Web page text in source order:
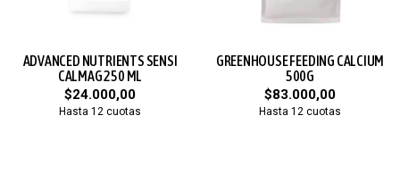
ADVANCED NUTRIENTS SENSI
CALMAG 250 ML
$24.000,00
Hasta 12 cuotas
GREENHOUSE FEEDING CALCIUM
500G
$83.000,00
Hasta 12 cuotas